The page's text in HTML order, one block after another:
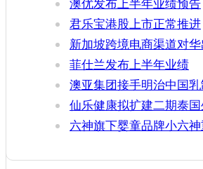
澳优发布上半年业绩预告
君乐宝港股上市正常推进
新加坡跨境电商渠道对
增官方健康证书通关要求
菲仕兰发布上半年业绩
澳亚集团接手明治中国
仙乐健康拟扩建二期泰
六神旗下婴童品牌小六